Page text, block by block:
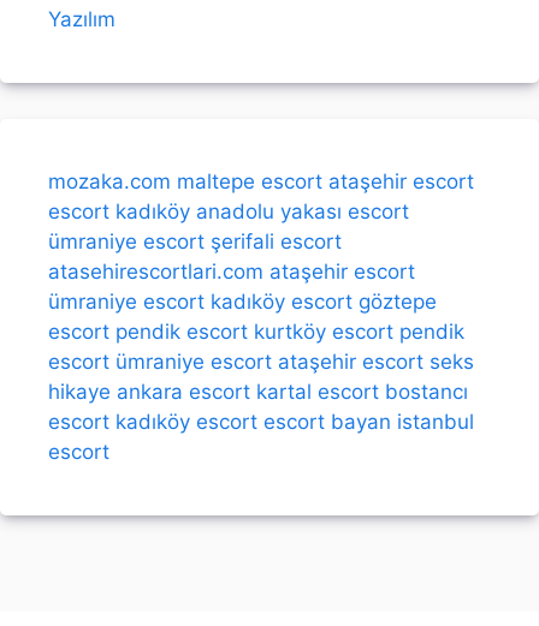
Yazılım
mozaka.com maltepe escort ataşehir escort
escort kadıköy anadolu yakası escort
ümraniye escort şerifali escort
atasehirescortlari.com ataşehir escort
ümraniye escort kadıköy escort göztepe
escort pendik escort kurtköy escort pendik
escort ümraniye escort ataşehir escort seks
hikaye ankara escort kartal escort bostancı
escort kadıköy escort escort bayan istanbul
escort